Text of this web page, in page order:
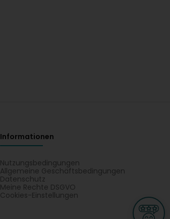
Informationen
Nutzungsbedingungen
Allgemeine Geschäftsbedingungen
Datenschutz
Meine Rechte DSGVO
Cookies-Einstellungen